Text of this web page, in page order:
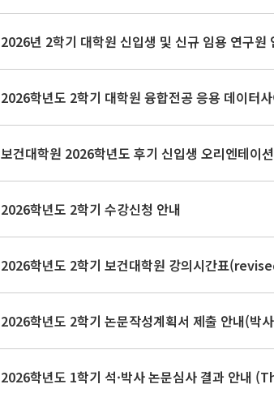
2026년 2학기 대학원 신입생 및 신규 임용 연구
2026학년도 2학기 대학원 융합전공 응용 데이터
보건대학원 2026학년도 후기 신입생 오리엔테이션
2026학년도 2학기 수강신청 안내
2026학년도 1학기 석·박사 논문심사 결과 안내